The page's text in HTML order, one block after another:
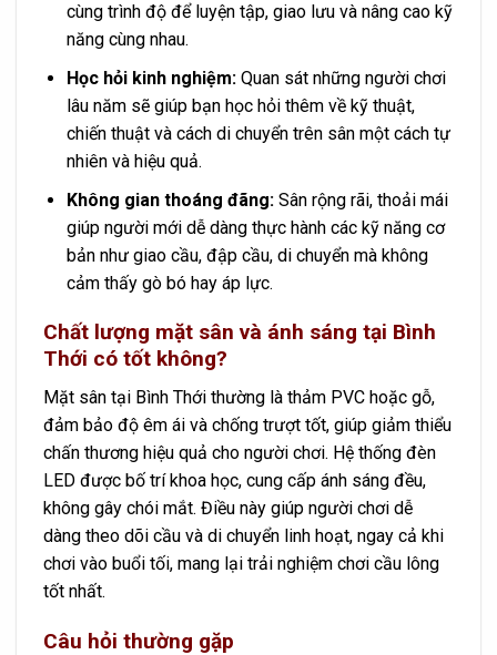
cùng trình độ để luyện tập, giao lưu và nâng cao kỹ
năng cùng nhau.
Học hỏi kinh nghiệm:Quan sát những người chơi
lâu năm sẽ giúp bạn học hỏi thêm về kỹ thuật,
chiến thuật và cách di chuyển trên sân một cách tự
nhiên và hiệu quả.
Không gian thoáng đãng:Sân rộng rãi, thoải mái
giúp người mới dễ dàng thực hành các kỹ năng cơ
bản như giao cầu, đập cầu, di chuyển mà không
cảm thấy gò bó hay áp lực.
Chất lượng mặt sân và ánh sáng tại Bình
Thới có tốt không?
Mặt sân tại Bình Thới thường là thảm PVC hoặc gỗ,
đảm bảo độ êm ái và chống trượt tốt, giúp giảm thiểu
chấn thương hiệu quả cho người chơi. Hệ thống đèn
LED được bố trí khoa học, cung cấp ánh sáng đều,
không gây chói mắt. Điều này giúp người chơi dễ
dàng theo dõi cầu và di chuyển linh hoạt, ngay cả khi
chơi vào buổi tối, mang lại trải nghiệm chơi cầu lông
tốt nhất.
Câu hỏi thường gặp